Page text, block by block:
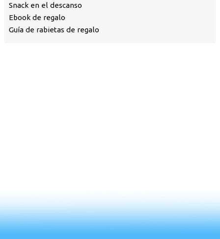
Snack en el descanso
Ebook de regalo
Guía de rabietas de regalo